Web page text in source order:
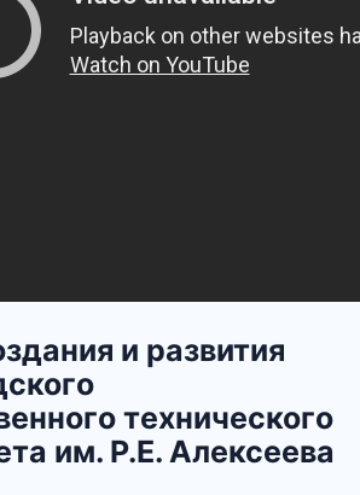
и развития
технического
им.​ Р.​Е.​ Алексеева